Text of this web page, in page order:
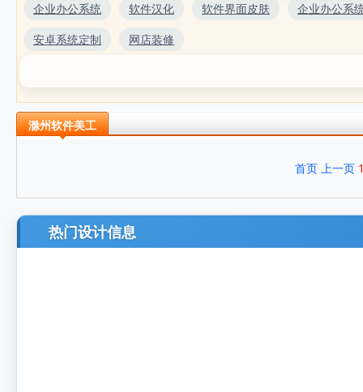
企业办公系统
软件汉化 软件界面皮肤
企业办公系
安卓系统定制
网店装修
滁州软件美工
首页 上一页
热门设计信息